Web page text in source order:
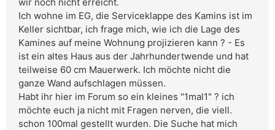
Ich wohne im EG, die Serviceklappe des Kamins ist im
Keller sichtbar, ich frage mich, wie ich die Lage des
Kamines auf meine Wohnung projizieren kann ? - Es
ist ein altes Haus aus der Jahrhundertwende und hat
teilweise 60 cm Mauerwerk. Ich möchte nicht die
ganze Wand aufschlagen müssen.
Habt ihr hier im Forum so ein kleines "1mal1" ? ich
möchte euch ja nicht mit Fragen nerven, die viell.
schon 100mal gestellt wurden. Die Suche hat mich